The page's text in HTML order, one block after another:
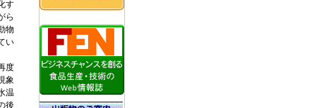
す
ら
物
い
度
象
温
後